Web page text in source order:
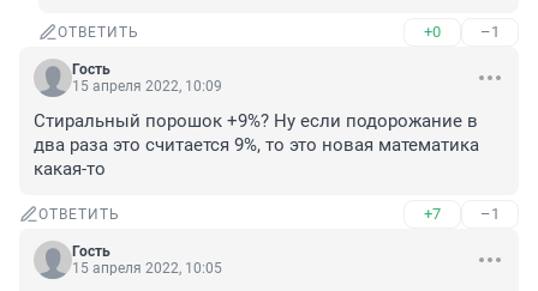
ОТВЕТИТЬ +0 –1
Гость
15 апреля 2022, 10:09
Стиральный порошок +9%? Ну если подорожание в
два раза это считается 9%, то это новая математика
какая-то
ОТВЕТИТЬ +7 –1
Гость
15 апреля 2022, 10:05